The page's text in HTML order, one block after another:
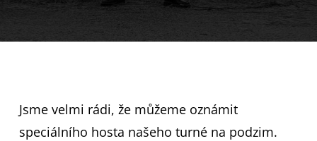
Jsme velmi rádi, že můžeme oznámit
speciálního hosta našeho turné na podzim.